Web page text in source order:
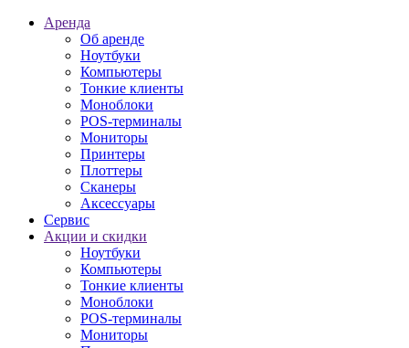
Аренда
Об аренде
Ноутбуки
Компьютеры
Тонкие клиенты
Моноблоки
POS-терминалы
Мониторы
Принтеры
Плоттеры
Сканеры
Аксессуары
Сервис
Акции и скидки
Ноутбуки
Компьютеры
Тонкие клиенты
Моноблоки
POS-терминалы
Мониторы